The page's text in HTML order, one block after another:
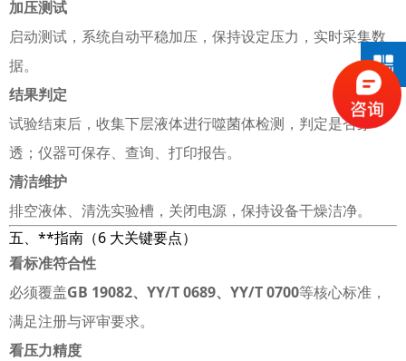
加压测试
启动测试，系统自动平稳加压，保持设定压力，实时采集数
据。
结果判定
试验结束后，收集下层液体进行噬菌体检测，判定是否穿
透；仪器可保存、查询、打印报告。
清洁维护
排空液体、清洗实验槽，关闭电源，保持设备干燥洁净。
五、**指南（6 大关键要点）
看标准符合性
必须覆盖GB 19082、YY/T 0689、YY/T 0700等核心标准，
满足注册与评审要求。
看压力精度